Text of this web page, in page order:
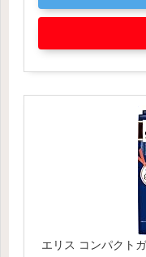
エリス コンパクト